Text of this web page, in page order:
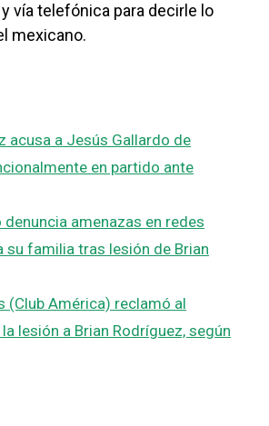
vía telefónica para decirle lo
mexicano.
acusa a Jesús Gallardo de
en partido ante
amenazas en redes
su familia tras lesión de Brian
(Club América) reclamó al
lesión a Brian Rodríguez, según